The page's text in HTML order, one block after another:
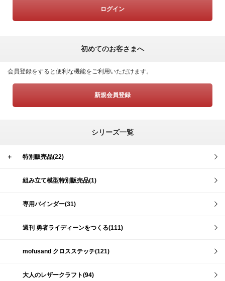
初めてのお客さまへ
会員登録をすると便利な機能をご利用いただけます。
新規会員登録
シリーズ一覧
＋ 特別販売品(22)
組み立て模型特別販売品(1)
専用バインダー(31)
週刊 勇者ライディーンをつくる(111)
mofusand クロスステッチ(121)
大人のレザークラフト(94)